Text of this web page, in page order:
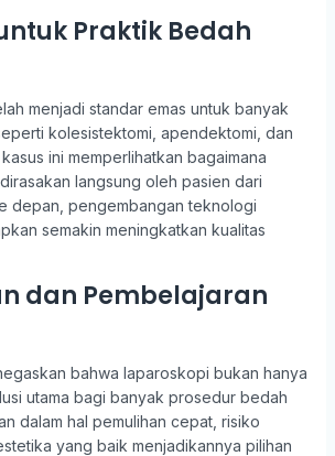
Praktik Bedah
menjadi standar emas untuk banyak
kolesistektomi, apendektomi, dan
ini memperlihatkan bagaimana
langsung oleh pasien dari
depan, pengembangan teknologi
semakin meningkatkan kualitas
dan Pembelajaran
bahwa laparoskopi bukan hanya
utama bagi banyak prosedur bedah
dalam hal pemulihan cepat, risiko
yang baik menjadikannya pilihan